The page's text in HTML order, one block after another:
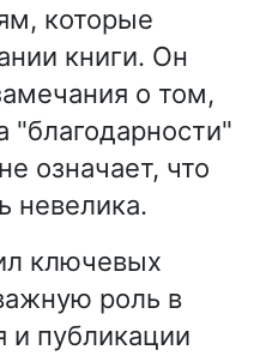
которые
книги. Он
о том,
"благодарности"
означает, что
невелика.
ключевых
роль в
и публикации